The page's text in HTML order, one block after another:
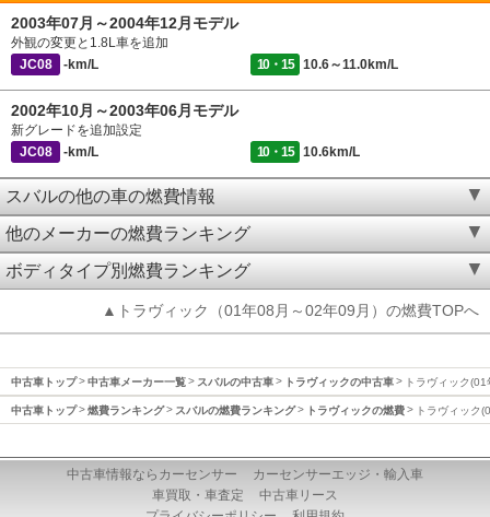
2003年07月～2004年12月モデル
外観の変更と1.8L車を追加
JC08
-km/L 10・15 10.6～11.0km/L
2002年10月～2003年06月モデル
新グレードを追加設定
JC08
-km/L 10・15 10.6km/L
スバルの他の車の燃費情報
他のメーカーの燃費ランキング
ボディタイプ別燃費ランキング
▲トラヴィック（01年08月～02年09月）の燃費TOPへ
中古車トップ 中古車メーカー一覧 スバルの中古車 トラヴィックの中古車 トラヴィック
中古車トップ 燃費ランキング スバルの燃費ランキング トラヴィックの燃費 トラヴィック
中古車情報ならカーセンサー
カーセンサーエッジ・輸入車
車買取・車査定
中古車リース